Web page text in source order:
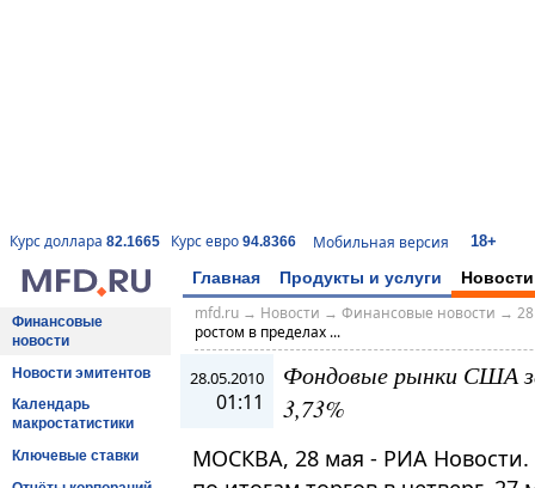
Курс доллара 82.1665 Курс евро 94.8366 Мобильная версия 18+
Главная Продукты и услуги Новости
Финансовые
новости
Новости эмитентов
Календарь
макростатистики
Ключевые ставки
mfd.ru→ Новости → Финансовые новости →
ростом в пределах ...
28.05.2010
01:11
Фондовые рынки США
3,73%
МОСКВА, 28 мая - РИА